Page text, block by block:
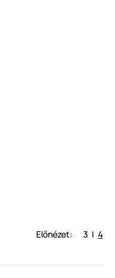
Előnézet: 3 | 4